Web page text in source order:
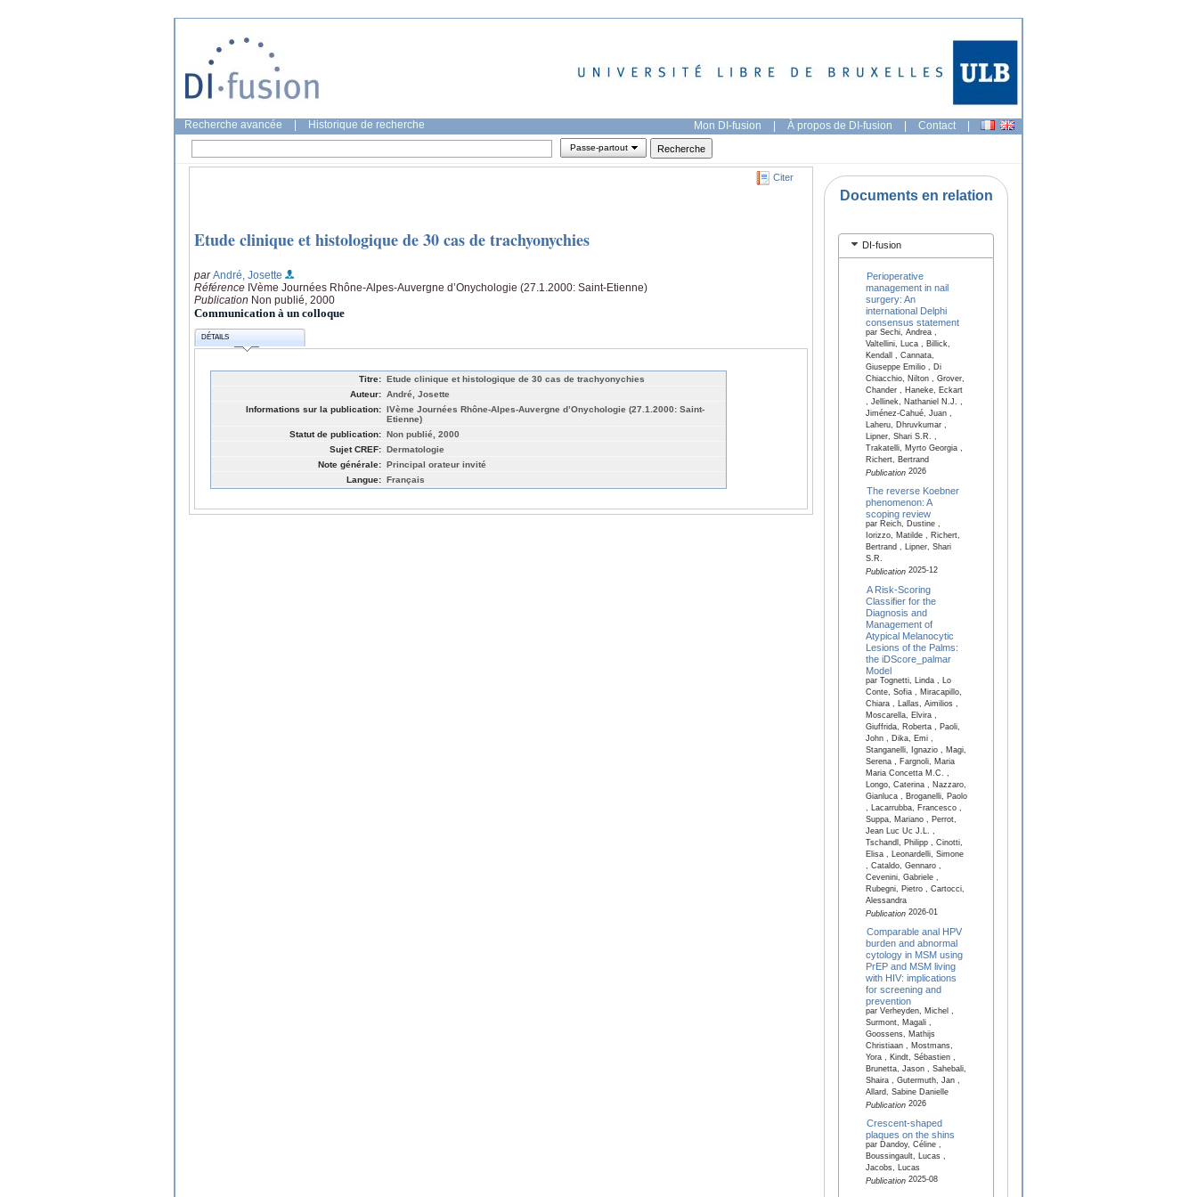
Recherche avancée Historique de recherche Mon DI-fusion | À propos de DI-fusion | Contact |
Passe-partout
Citer
Etude clinique et histologique de 30 cas de trachyonychies
parAndré, Josette
Référence IVème Journées Rhône-Alpes-Auvergne d’Onychologie (27.1.2000: Saint-Etienne)
Publication Non publié, 2000
Communication à un colloque
DÉTAILS
Titre: Etude clinique et histologique de 30 cas de trachyonychies
Auteur: André, Josette
Informations sur la publication: IVème Journées Rhône-Alpes-Auvergne d’Onychologie (27.1.2000: Saint-
Etienne)
Statut de publication: Non publié, 2000
Sujet CREF: Dermatologie
Note générale: Principal orateur invité
Langue: Français
Documents en relation
DI-fusion
Perioperative
management in nail
surgery: An
international Delphi
consensus statement
par Sechi, Andrea ,
Valtellini, Luca , Billick,
Kendall , Cannata,
Giuseppe Emilio , Di
Chiacchio, Nilton , Grover,
Chander , Haneke, Eckart
, Jellinek, Nathaniel N.J. ,
Jiménez-Cahué, Juan ,
Laheru, Dhruvkumar ,
Lipner, Shari S.R. ,
Trakatelli, Myrto Georgia ,
Richert, Bertrand
Publication2026
The reverse Koebner
phenomenon: A
scoping review
par Reich, Dustine ,
Iorizzo, Matilde , Richert,
Bertrand , Lipner, Shari
S.R.
Publication2025-12
A Risk-Scoring
Classifier for the
Diagnosis and
Management of
Atypical Melanocytic
Lesions of the Palms:
the iDScore_palmar
Model
par Tognetti, Linda , Lo
Conte, Sofia , Miracapillo,
Chiara , Lallas, Aimilios ,
Moscarella, Elvira ,
Giuffrida, Roberta , Paoli,
John , Dika, Emi ,
Stanganelli, Ignazio , Magi,
Serena , Fargnoli, Maria
Maria Concetta M.C. ,
Longo, Caterina , Nazzaro,
Gianluca , Broganelli, Paolo
, Lacarrubba, Francesco ,
Suppa, Mariano , Perrot,
Jean Luc Uc J.L. ,
Tschandl, Philipp , Cinotti,
Elisa , Leonardelli, Simone
, Cataldo, Gennaro ,
Cevenini, Gabriele ,
Rubegni, Pietro , Cartocci,
Alessandra
Publication2026-01
Comparable anal HPV
burden and abnormal
cytology in MSM using
PrEP and MSM living
with HIV: implications
for screening and
prevention
par Verheyden, Michel ,
Surmont, Magali ,
Goossens, Mathijs
Christiaan , Mostmans,
Yora , Kindt, Sébastien ,
Brunetta, Jason , Sahebali,
Shaira , Gutermuth, Jan ,
Allard, Sabine Danielle
Publication2026
Crescent-shaped
plaques on the shins
par Dandoy, Céline ,
Boussingault, Lucas ,
Jacobs, Lucas
Publication2025-08